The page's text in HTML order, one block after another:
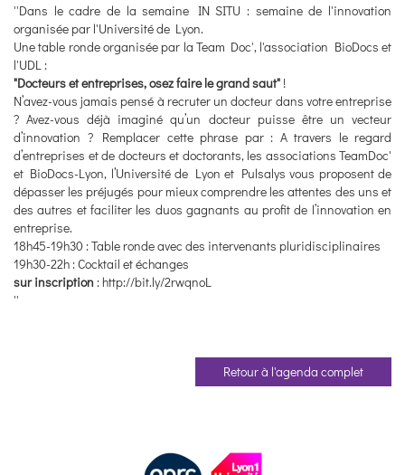
''Dans le cadre de la semaine IN SITU : semaine de l'innovation
organisée par l'Université de Lyon.
Une table ronde organisée par la Team Doc', l'association BioDocs et
l'UDL :
"Docteurs et entreprises, osez faire le grand saut" !
N’avez-vous jamais pensé à recruter un docteur dans votre entreprise
? Avez-vous déjà imaginé qu’un docteur puisse être un vecteur
d’innovation ? Remplacer cette phrase par : A travers le regard
d’entreprises et de docteurs et doctorants, les associations TeamDoc'
et BioDocs-Lyon, l’Université de Lyon et Pulsalys vous proposent de
dépasser les préjugés pour mieux comprendre les attentes des uns et
des autres et faciliter les duos gagnants au profit de l’innovation en
entreprise.
18h45-19h30 : Table ronde avec des intervenants pluridisciplinaires
19h30-22h : Cocktail et échanges
sur inscription : http://bit.ly/2rwqnoL
''
Retour à l'agenda complet